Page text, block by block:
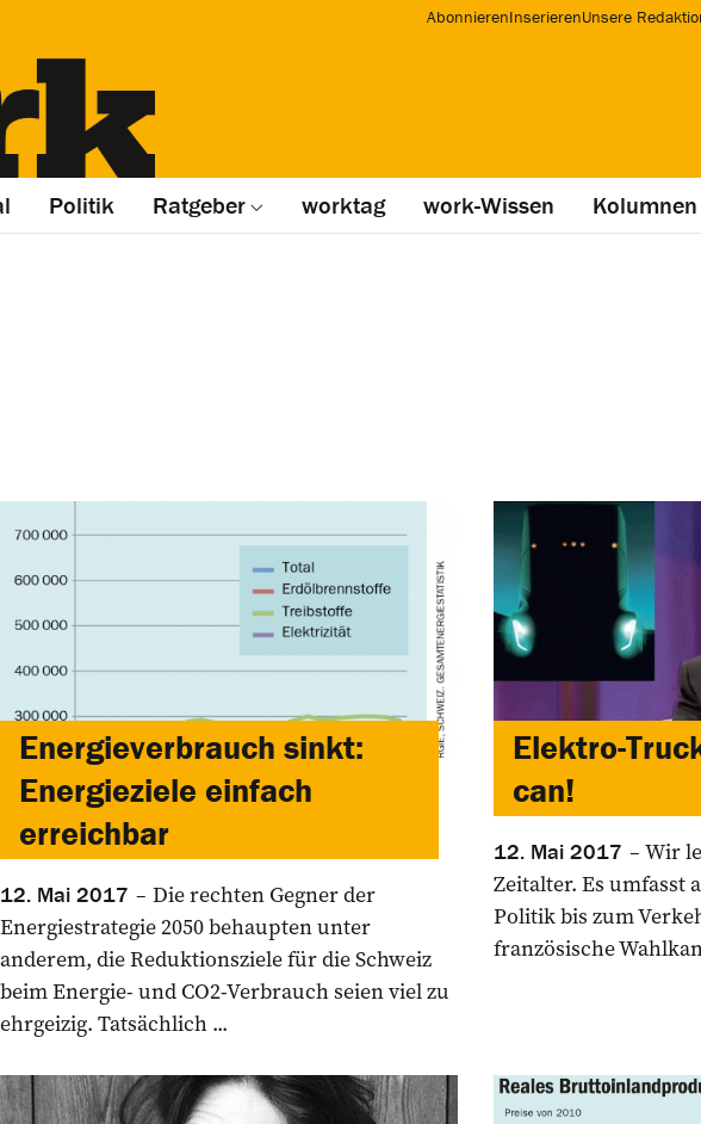
AbonnierenInserierenUnsere
Politik Ratgeber worktag work-Wissen Kolumnen
Energieverbrauch sinkt:
Energieziele einfach
erreichbar
12. Mai 2017
Die rechten Gegner der
Energiestrategie 2050 behaupten unter
anderem, die Reduktionsziele für die Schweiz
beim Energie- und CO2-Verbrauch seien viel zu
ehrgeizig. Tatsächlich ...
Elektro-
can!
12. Mai 2017
Wir
Zeitalter. Es umfasst
Politik bis zum
französische